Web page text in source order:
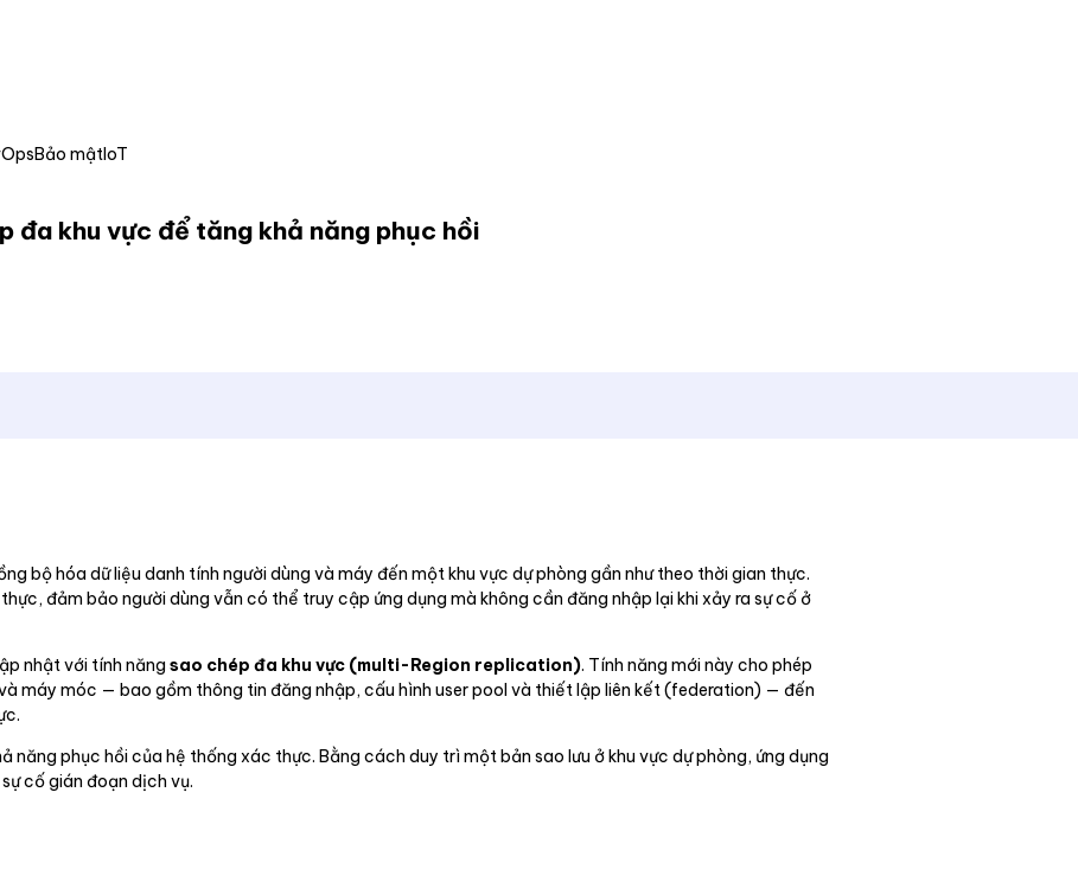
Bảo mậtIoT
đa khu vực để tăng khả năng phục hồi
bộ hóa dữ liệu danh tính người dùng và máy đến một khu vực dự phòng gần như theo thời gian thực.
đảm bảo người dùng vẫn có thể truy cập ứng dụng mà không cần đăng nhập lại khi xảy ra sự cố ở
nhật với tính năng sao chép đa khu vực (multi-Region replication). Tính năng mới này cho phép
máy móc — bao gồm thông tin đăng nhập, cấu hình user pool và thiết lập liên kết (federation) — đến
phục hồi của hệ thống xác thực. Bằng cách duy trì một bản sao lưu ở khu vực dự phòng, ứng dụng
cố gián đoạn dịch vụ.